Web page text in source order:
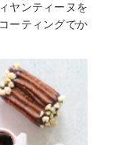
ヤンティーヌを
ーティングでか